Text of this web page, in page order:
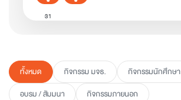
31
ทั้งหมด กิจกรรม มจธ.
กิจกรรมนักศึกษา
อบรม / สัมมนา
กิจกรรมภายนอก